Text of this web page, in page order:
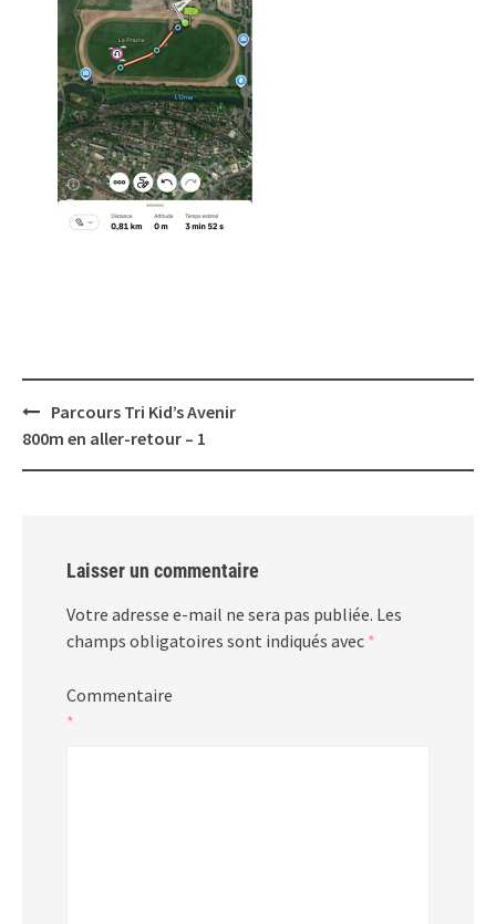
Post
navigation
Parcours Tri Kid’s Avenir
800m en aller-retour – 1
Laisser un commentaire
Votre adresse e-mail ne sera pas publiée. Les
champs obligatoires sont indiqués avec *
Commentaire
*